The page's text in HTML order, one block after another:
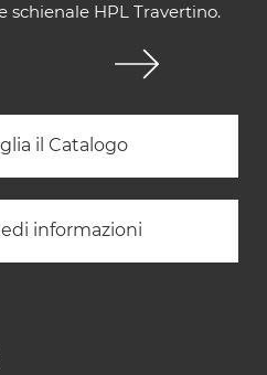
schienale HPL Travertino.
il Catalogo
informazioni